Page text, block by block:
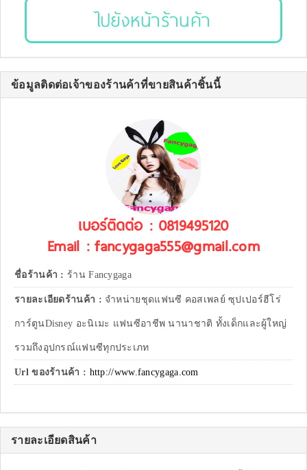
ไปยังหน้าร้านค้า
ข้อมูลติดต่อเจ้าของร้านค้าที่ขายสินค้าชิ้นนี้
เบอร์ติดต่อ : 0819495120
Email : fancygaga555@gmail.com
ชื่อร้านค้า : ร้าน Fancygaga
รายละเอียดร้านค้า : จำหน่ายชุดแฟนซี คอสเพลย์ ซุปเปอร์ฮีโร่
การ์ตูนDisney อะนิเมะ แฟนซีอาชีพ นานาชาติ ทั้งเด็กและผู้ใหญ่
รวมถึงอุปกรณ์แฟนซีทุกประเภท
Url ของร้านค้า : http://www.fancygaga.com
รายละเอียดสินค้า